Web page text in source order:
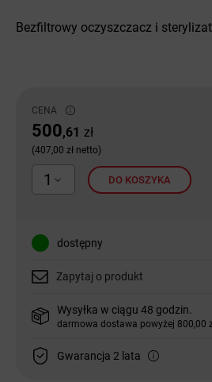
CENA
500,61 zł
(407,00 zł netto)
1 DO KOSZYKA
dostępny
Zapytaj o produkt
Wysyłka w ciągu 48 godzin.
darmowa dostawa powyżej 800,00
Gwarancja 2 lata
Bezfiltrowy oczyszczacz i